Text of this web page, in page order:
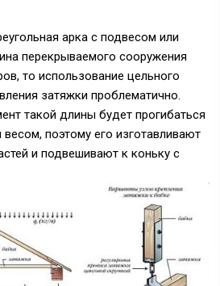
арка с подвесом или
перекрываемого сооружения
то использование цельного
затяжки проблематично.
такой длины будет прогибаться
поэтому его изготавливают
и подвешивают к коньку с